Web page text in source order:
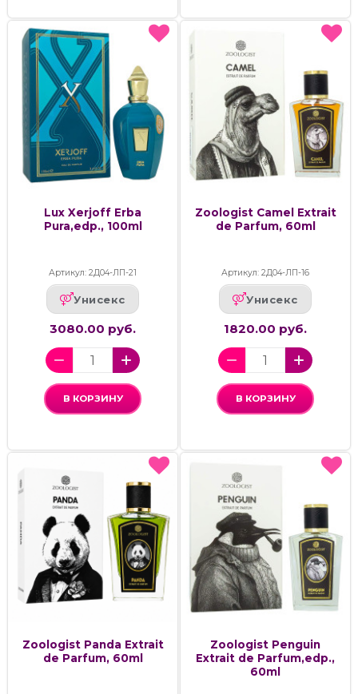
Lux Xerjoff Erba
Pura,edp., 100ml
Артикул: 2Д04-ЛП-21
Унисекс
3080.00 руб.
В КОРЗИНУ
Zoologist Camel Extrait
de Parfum, 60ml
Артикул: 2Д04-ЛП-16
Унисекс
1820.00 руб.
В КОРЗИНУ
Zoologist Panda Extrait
de Parfum, 60ml
Zoologist Penguin
Extrait de Parfum,edp.,
60ml